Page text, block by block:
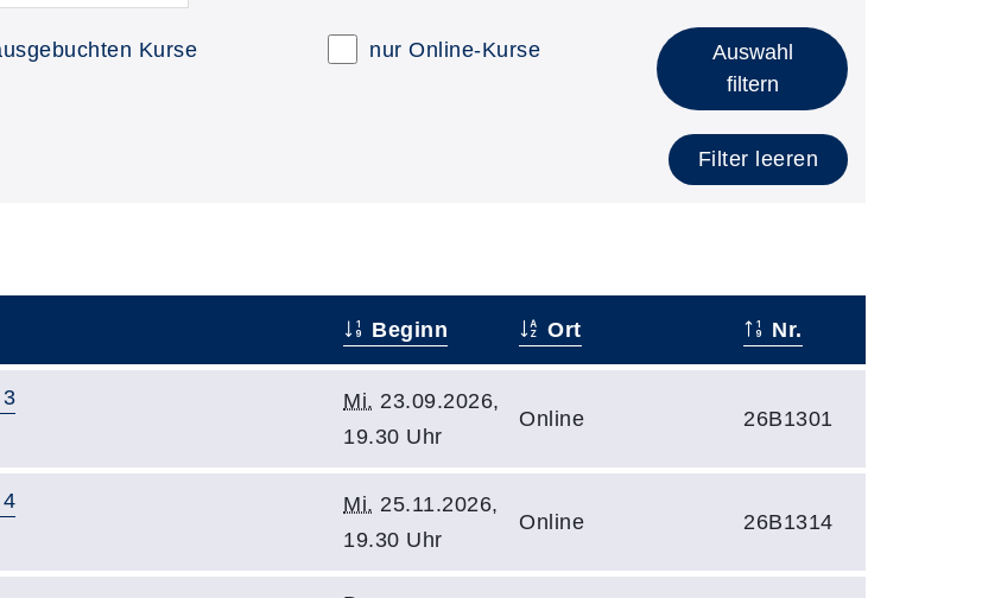
Kurse nur Online-Kurse
Auswahl
filtern
Filter leeren
Beginn Ort Nr.
Mi. 23.09.2026,
19.30 Uhr
Online 26B1301
Mi. 25.11.2026,
19.30 Uhr
Online 26B1314